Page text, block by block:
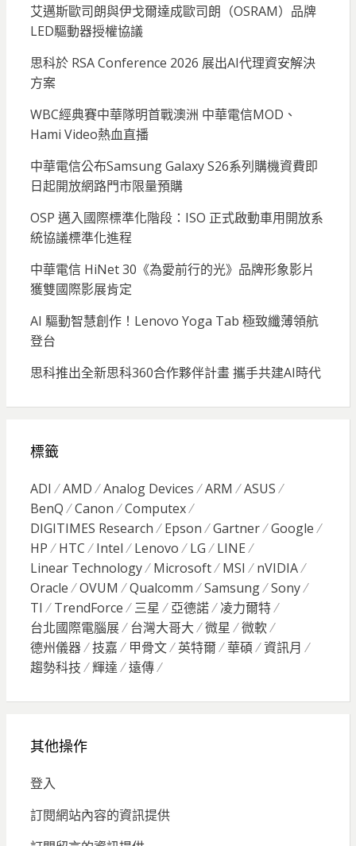
艾邁斯歐司朗與伊戈爾達成歐司朗（OSRAM）品牌
LED驅動器授權協議
思科於 RSA Conference 2026 展出AI代理資安解決
方案
WBC經典賽中華隊明首戰澳洲 中華電信MOD、
Hami Video熱血直播
中華電信公布Samsung Galaxy S26系列購機資費即
日起開放網路門市限量預購
OSP 邁入國際標準化階段：ISO 正式啟動車用開放系
統協議標準化進程
中華電信 HiNet 30《為愛前行的光》品牌形象影片
獲雙國際影展肯定
AI 驅動智慧創作！Lenovo Yoga Tab 極致纖薄領航
登台
思科推出全新思科360合作夥伴計畫 攜手共建AI時代
標籤
ADI AMD Analog Devices ARM
ASUS
BenQ
Canon
Computex
DIGITIMES Research
Epson Gartner
Google
HP
HTC Intel Lenovo LG
LINE
Linear Technology
Microsoft MSI
nVIDIA
Oracle
OVUM Qualcomm Samsung
Sony
TI
TrendForce 三星 亞德諾
凌力爾特
台北國際電腦展
台灣大哥大 微星
微軟
德州儀器
技嘉 甲骨文 英特爾 華碩
資訊月
趨勢科技
輝達 遠傳
其他操作
登入
訂閱網站內容的資訊提供